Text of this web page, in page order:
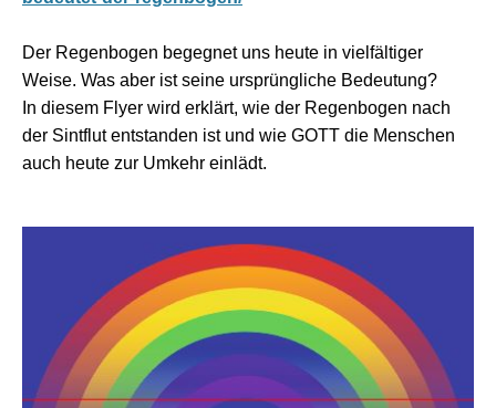
Der Regenbogen begegnet uns heute in vielfältiger
Weise. Was aber ist seine ursprüngliche Bedeutung?
In diesem Flyer wird erklärt, wie der Regenbogen nach
der Sintflut entstanden ist und wie GOTT die Menschen
auch heute zur Umkehr einlädt.